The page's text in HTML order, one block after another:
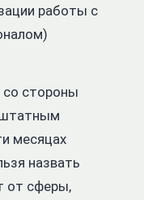
работы с
со стороны
месяцах
назвать
от сферы,